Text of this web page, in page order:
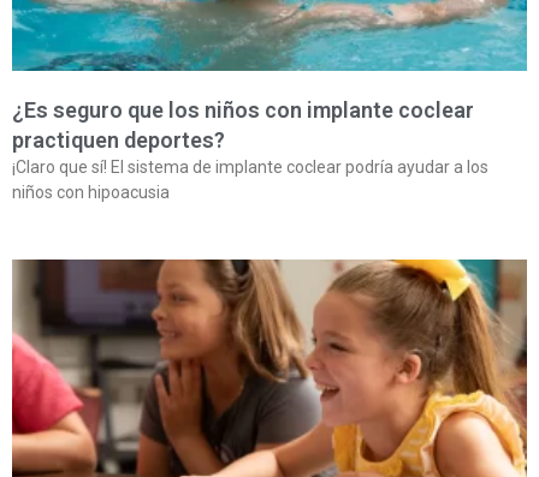
¿Es seguro que los niños con implante coclear
practiquen deportes?
¡Claro que sí! El sistema de implante coclear podría ayudar a los
niños con hipoacusia